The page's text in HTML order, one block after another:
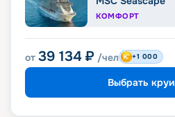
КОМФОРТ
от 39 134 ₽ /чел +1 000
Выбрать